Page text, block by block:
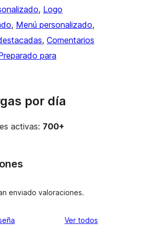
, Logo
, Menú personalizado
, Comentarios
para
por día
activas: 700+
enviado valoraciones.
Ver todos